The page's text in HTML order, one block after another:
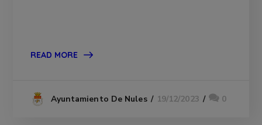
READ MORE
Ayuntamiento De Nules 19/12/2023 0